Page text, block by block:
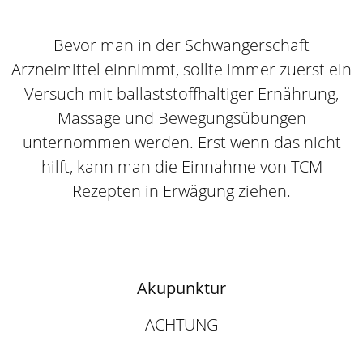
Bevor man in der Schwangerschaft
Arzneimittel einnimmt, sollte immer zuerst ein
Versuch mit ballaststoffhaltiger Ernährung,
Massage und Bewegungsübungen
unternommen werden. Erst wenn das nicht
hilft, kann man die Einnahme von TCM
Rezepten in Erwägung ziehen.
Akupunktur
ACHTUNG